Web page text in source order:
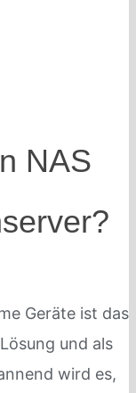
NAS
Geräte ist das
und als
wird es,